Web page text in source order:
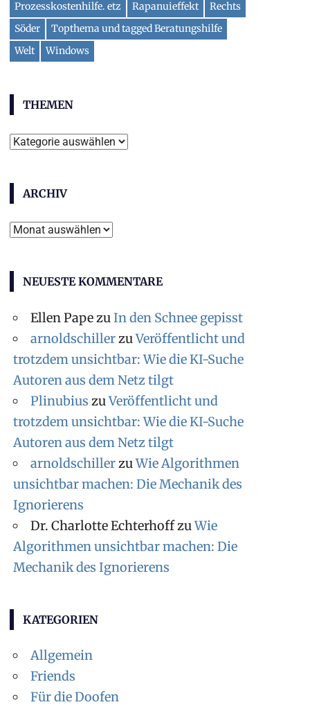
Prozesskostenhilfe. etz
Rapanuieffekt
Rechts
Söder
Topthema und tagged Beratungshilfe
Welt
Windows
THEMEN
T
e
m
e
ARCHIV
A
c
h
i
v
NEUESTE KOMMENTARE
Ellen PapezuIn den Schnee gepisst
arnoldschillerzuVeröffentlicht und
trotzdem unsichtbar: Wie die KI-Suche
Autoren aus dem Netz tilgt
Plinubius zuVeröffentlicht und
trotzdem unsichtbar: Wie die KI-Suche
Autoren aus dem Netz tilgt
arnoldschillerzuWie Algorithmen
unsichtbar machen: Die Mechanik des
Ignorierens
Dr. Charlotte EchterhoffzuWie
Algorithmen unsichtbar machen: Die
Mechanik des Ignorierens
KATEGORIEN
Allgemein
Friends
Für die Doofen